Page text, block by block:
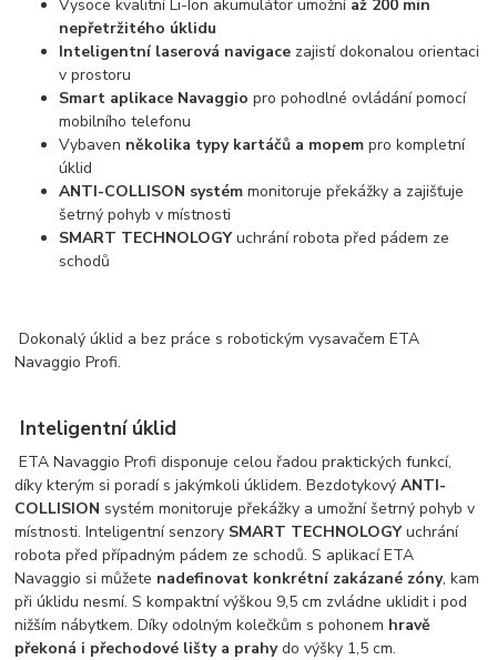
Vysoce kvalitní Li-Ion akumulátor umožní až 200 min
nepřetržitého úklidu
Inteligentní laserová navigace zajistí dokonalou orientaci
v prostoru
Smart aplikace Navaggio pro pohodlné ovládání pomocí
mobilního telefonu
Vybaven několika typy kartáčů a mopem pro kompletní
úklid
ANTI-COLLISON systém monitoruje překážky a zajišťuje
šetrný pohyb v místnosti
SMART TECHNOLOGYuchrání robota před pádem ze
schodů
Dokonalý úklid a bez práce s robotickým vysavačem ETA
Navaggio Profi.
Inteligentní úklid
ETA Navaggio Profi disponuje celou řadou praktických funkcí,
díky kterým si poradí s jakýmkoli úklidem. BezdotykovýANTI-
COLLISION systém monitoruje překážky a umožní šetrný pohyb v
místnosti. Inteligentní senzory SMART TECHNOLOGYuchrání
robota před případným pádem ze schodů. S aplikací ETA
Navaggio si můžete nadefinovat konkrétní zakázané zóny, kam
při úklidu nesmí. S kompaktní výškou 9,5 cm zvládne uklidit i pod
nižším nábytkem. Díky odolným kolečkům s pohonem hravě
překoná i přechodové lišty a prahydo výšky 1,5 cm.